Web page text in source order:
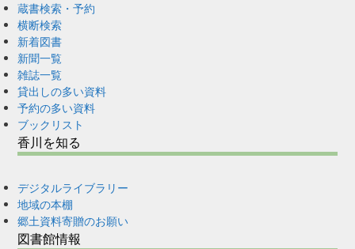
蔵書検索・予約
横断検索
新着図書
新聞一覧
雑誌一覧
貸出しの多い資料
予約の多い資料
ブックリスト
香川を知る
デジタルライブラリー
地域の本棚
郷土資料寄贈のお願い
図書館情報